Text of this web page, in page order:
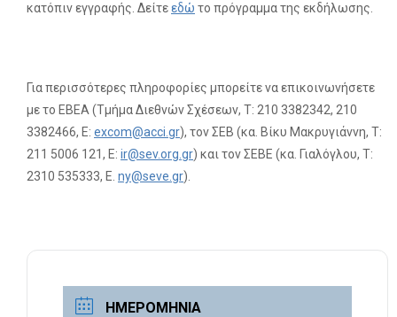
κατόπιν εγγραφής. Δείτεεδώ το πρόγραμμα της εκδήλωσης.
Για περισσότερες πληροφορίες μπορείτε να επικοινωνήσετε
με το ΕΒΕΑ (Τμήμα Διεθνών Σχέσεων, Τ: 210 3382342, 210
3382466, Ε: excom@acci.gr), τον ΣΕΒ (κα. Βίκυ Μακρυγιάννη, Τ:
211 5006 121, E: ir@sev.org gr) και τον ΣΕΒΕ (κα. Γιαλόγλου, Τ:
2310 535333, Ε. ny@seve.gr).
ΗΜΕΡΟΜΗΝΊΑ